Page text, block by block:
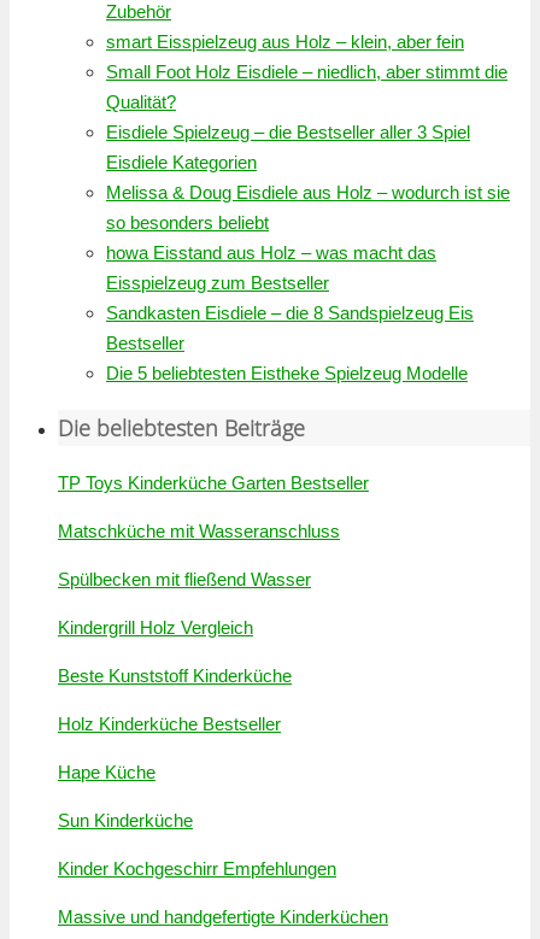
Zubehör
smart Eisspielzeug aus Holz – klein, aber fein
Small Foot Holz Eisdiele – niedlich, aber stimmt die
Qualität?
Eisdiele Spielzeug – die Bestseller aller 3 Spiel
Eisdiele Kategorien
Melissa & Doug Eisdiele aus Holz – wodurch ist sie
so besonders beliebt
howa Eisstand aus Holz – was macht das
Eisspielzeug zum Bestseller
Sandkasten Eisdiele – die 8 Sandspielzeug Eis
Bestseller
Die 5 beliebtesten Eistheke Spielzeug Modelle
Die beliebtesten Beiträge
TP Toys Kinderküche Garten Bestseller
Matschküche mit Wasseranschluss
Spülbecken mit fließend Wasser
Kindergrill Holz Vergleich
Beste Kunststoff Kinderküche
Holz Kinderküche Bestseller
Hape Küche
Sun Kinderküche
Kinder Kochgeschirr Empfehlungen
Massive und handgefertigte Kinderküchen